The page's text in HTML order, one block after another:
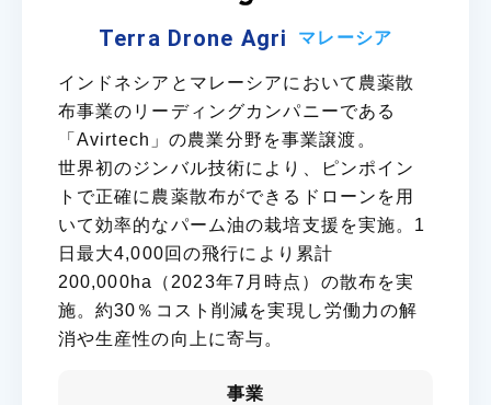
Terra Drone Agri マレーシア
インドネシアとマレーシアにおいて農薬散
布事業のリーディングカンパニーである
「Avirtech」の農業分野を事業譲渡。
世界初のジンバル技術により、ピンポイン
トで正確に農薬散布ができるドローンを用
いて効率的なパーム油の栽培支援を実施。1
日最大4,000回の飛行により累計
200,000ha（2023年7月時点）の散布を実
施。約30％コスト削減を実現し労働力の解
消や生産性の向上に寄与。
事業